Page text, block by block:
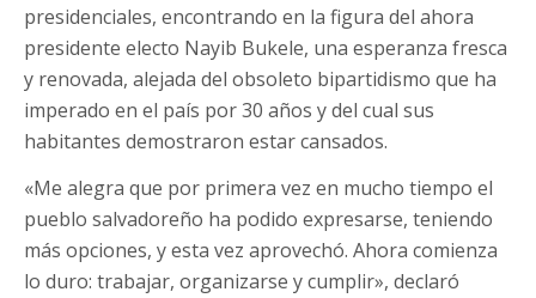
presidenciales, encontrando en la figura del ahora
presidente electo Nayib Bukele, una esperanza fresca
y renovada, alejada del obsoleto bipartidismo que ha
imperado en el país por 30 años y del cual sus
habitantes demostraron estar cansados.
«Me alegra que por primera vez en mucho tiempo el
pueblo salvadoreño ha podido expresarse, teniendo
más opciones, y esta vez aprovechó. Ahora comienza
lo duro: trabajar, organizarse y cumplir», declaró